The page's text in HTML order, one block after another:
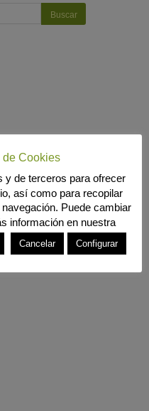
Cookies
y de terceros para ofrecer
así como para recopilar
Puede cambiar
información en nuestra
Cancelar Configurar